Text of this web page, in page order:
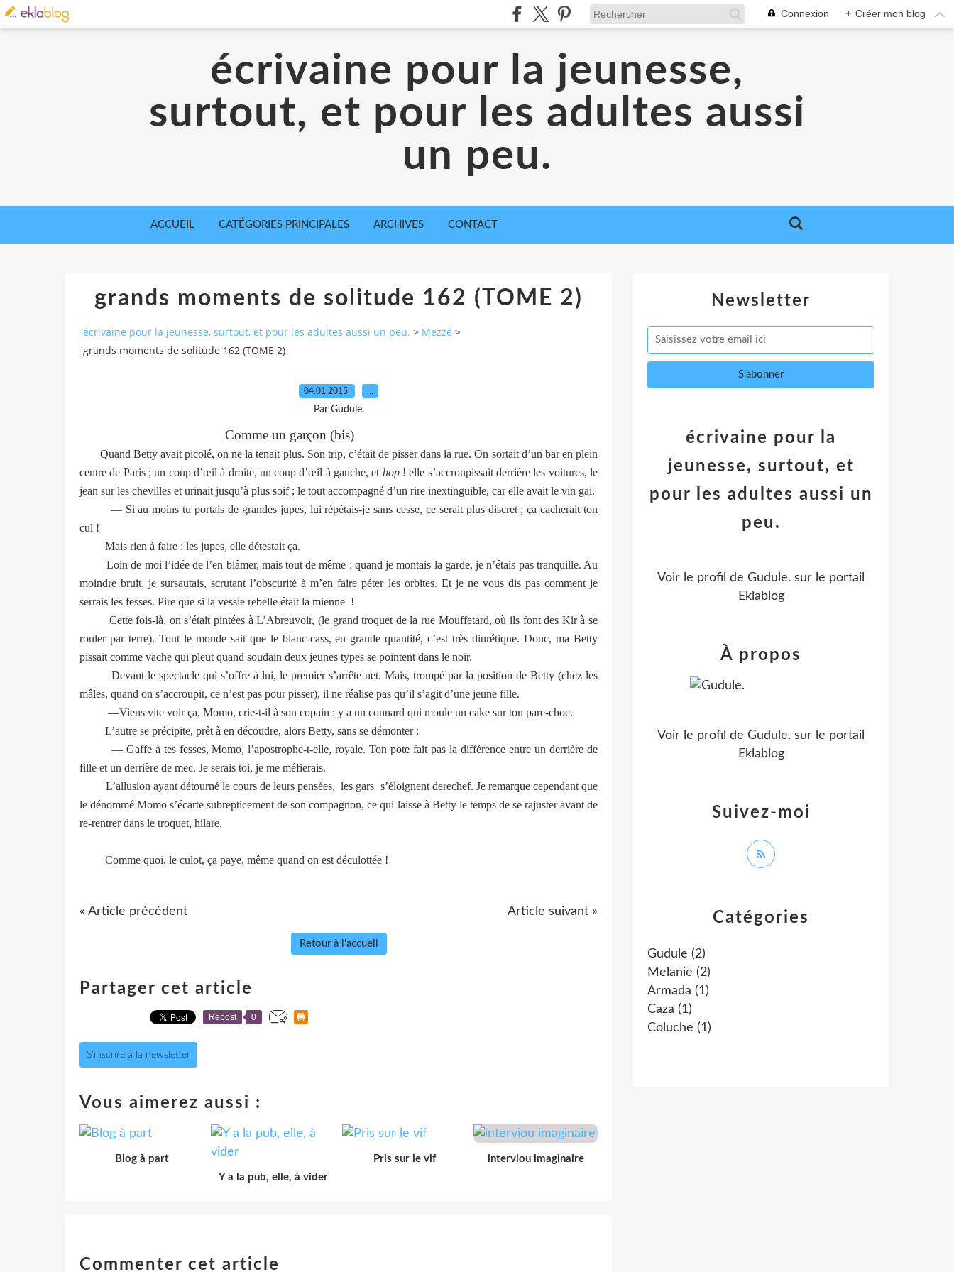
Connexion + Créer mon blog
écrivaine pour la jeunesse,
surtout, et pour les adultes aussi
un peu.
ACCUEIL CATÉGORIES PRINCIPALES ARCHIVES CONTACT
grands moments de solitude 162 (TOME 2)
écrivaine pour la jeunesse, surtout, et pour les adultes aussi un peu. > Mezzé >
grands moments de solitude 162 (TOME 2)
04.01.2015 …
Par Gudule.
Comme un garçon (bis)
Quand Betty avait picolé, on ne la tenait plus. Son trip, c’était de pisser dans la rue. On sortait d’un bar en plein
centre de Paris ; un coup d’œil à droite, un coup d’œil à gauche, et hop! elle s’accroupissait derrière les voitures, le
jean sur les chevilles et urinait jusqu’à plus soif ; le tout accompagné d’un rire inextinguible, car elle avait le vin gai.
— Si au moins tu portais de grandes jupes, lui répétais-je sans cesse, ce serait plus discret ; ça cacherait ton
cul !
Mais rien à faire : les jupes, elle détestait ça.
Loin de moi l’idée de l’en blâmer, mais tout de même : quand je montais la garde, je n’étais pas tranquille. Au
moindre bruit, je sursautais, scrutant l’obscurité à m’en faire péter les orbites. Et je ne vous dis pas comment je
serrais les fesses. Pire que si la vessie rebelle était la mienne !
Cette fois-là, on s’était pintées à L’Abreuvoir, (le grand troquet de la rue Mouffetard, où ils font des Kir à se
rouler par terre). Tout le monde sait que le blanc-cass, en grande quantité, c’est très diurétique. Donc, ma Betty
pissait comme vache qui pleut quand soudain deux jeunes types se pointent dans le noir.
Devant le spectacle qui s’offre à lui, le premier s’arrête net. Mais, trompé par la position de Betty (chez les
mâles, quand on s’accroupit, ce n’est pas pour pisser), il ne réalise pas qu’il s’agit d’une jeune fille.
­ —Viens vite voir ça, Momo, crie-t-il à son copain : y a un connard qui moule un cake sur ton pare-choc.
L’autre se précipite, prêt à en découdre, alors Betty, sans se démonter :
— Gaffe à tes fesses, Momo, l’apostrophe-t-elle, royale. Ton pote fait pas la différence entre un derrière de
fille et un derrière de mec. Je serais toi, je me méfierais.
L’allusion ayant détourné le cours de leurs pensées, les gars s’éloignent derechef. Je remarque cependant que
le dénommé Momo s’écarte subrepticement de son compagnon, ce qui laisse à Betty le temps de se rajuster avant de
re-rentrer dans le troquet, hilare.
Comme quoi, le culot, ça paye, même quand on est déculottée !
« Article précédent Article suivant »
Retour à l'accueil
Partager cet article
Repost 0
S'inscrire à la newsletter
Vous aimerez aussi :
Blog à part
Y a la pub, elle, à vider
Pris sur le vif interviou imaginaire
Commenter cet article
Newsletter
Catégories
Gudule (2)
Melanie (2)
Armada (1)
Caza (1)
Coluche (1)
écrivaine pour la
jeunesse, surtout, et
pour les adultes aussi un
peu.
Voir le profil de Gudule. sur le portail
Eklablog
Suivez-moi
À propos
Voir le profil de Gudule. sur le portail
Eklablog